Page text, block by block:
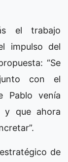
el trabajo
impulso del
“Se
con el
Pablo venía
y que ahora
de